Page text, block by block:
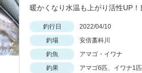
釣行日 2022/04/10
釣場
安倍藁科川
釣魚
アマゴ・イワナ
釣果
アマゴ6匹、イワナ1匹